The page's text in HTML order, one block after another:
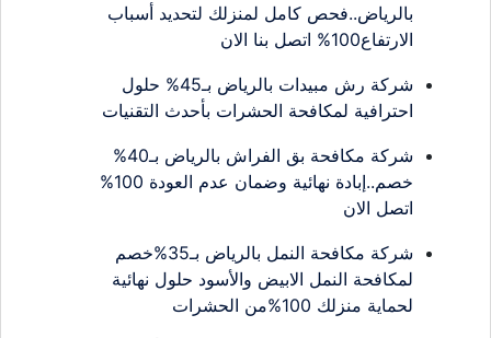
بالرياض..فحص كامل لمنزلك لتحديد أسباب
الارتفاع100% اتصل بنا الان
شركة رش مبيدات بالرياض بـ45% حلول
احترافية لمكافحة الحشرات بأحدث التقنيات
شركة مكافحة بق الفراش بالرياض بـ40%
خصم..إبادة نهائية وضمان عدم العودة 100%
اتصل الان
شركة مكافحة النمل بالرياض بـ35%خصم
لمكافحة النمل الابيض والأسود حلول نهائية
لحماية منزلك 100%من الحشرات